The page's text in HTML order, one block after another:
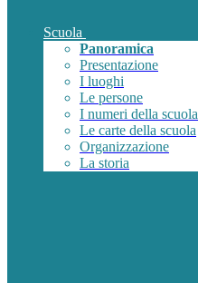
Scuola
Panoramica
Presentazione
I luoghi
Le persone
I numeri della scuola
Le carte della scuola
Organizzazione
La storia